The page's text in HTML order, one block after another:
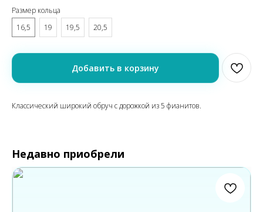
Размер кольца
16,5
19 19,5 20,5
Добавить в корзину
Классический широкий обруч с дорожкой из 5 фианитов.
Недавно приобрели